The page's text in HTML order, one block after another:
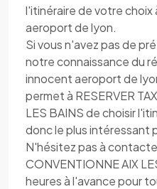
l'itinéraire de votre choix
aeroport de lyon.
Si vous n'avez pas de
notre connaissance du
innocent aeroport de
permet à RESERVER
LES BAINS de choisir
donc le plus intéressant
N'hésitez pas à
CONVENTIONNE AIX
heures à l'avance pour